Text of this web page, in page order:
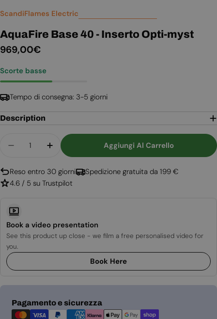
ScandiFlames Electric
AquaFire Base 40 - Inserto Opti-myst
Prezzo
969,00€
Scorte basse
Tempo di consegna: 3-5 giorni
Description
Diminuisci La Quantità Per AquaFire Base 40 -
Aumenta La Quantità Per AquaFire
Aggiungi Al Carrello
Reso entro 30 giorni
Spedizione gratuita da 199 €
4.6 / 5 su Trustpilot
Book a video presentation
See this product up close - we film a free personalised video for
you.
Book Here
Pagamento e sicurezza
Metodi
di